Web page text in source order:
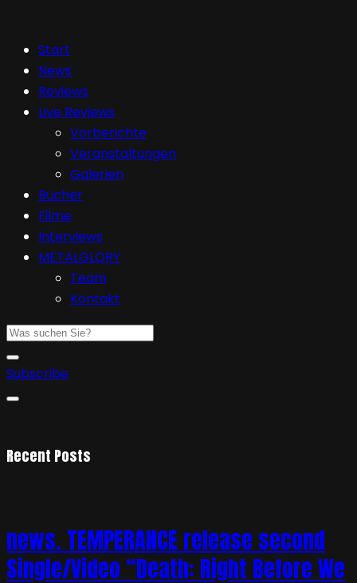
Start
News
Reviews
Live Reviews
Vorberichte
Veranstaltungen
Galerien
Bücher
Filme
Interviews
METALGLORY
Team
Kontakt
Subscribe
Recent Posts
news. TEMPERANCE release second
Single/Video “Death: Right Before We